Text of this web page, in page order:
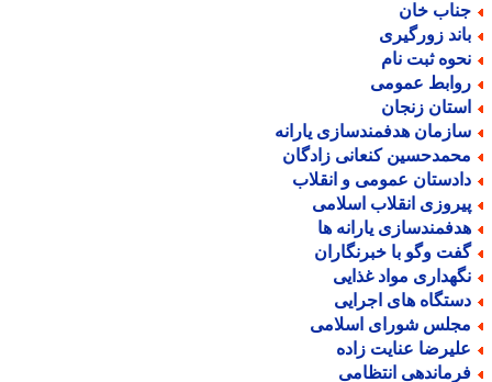
خان
زورگیری
ثبت نام
عمومی
زنجان
هدفمندسازی یارانه
کنعانی زادگان
عمومی و انقلاب
انقلاب اسلامی
یارانه ها
وگو با خبرنگاران
مواد غذایی
های اجرایی
شورای اسلامی
عنایت زاده
انتظامی